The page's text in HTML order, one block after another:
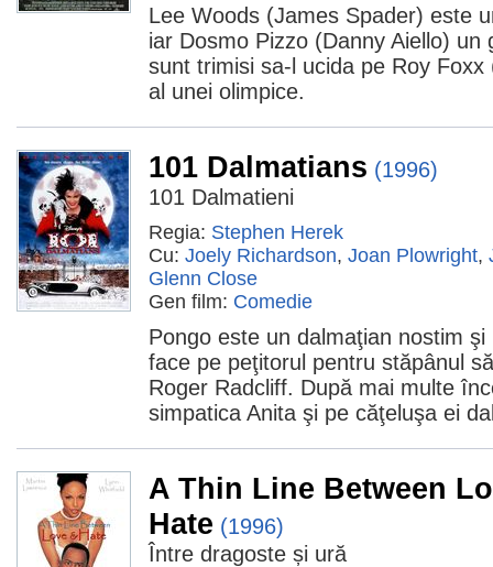
Lee Woods (James Spader) este
iar Dosmo Pizzo (Danny Aiello) un
sunt trimisi sa-l ucida pe Roy
al unei olimpice.
101 Dalmatians (1996)
101 Dalmatieni
Regia: Stephen Herek
Cu: Joely Richardson, Joan Plowright,
Glenn Close
Gen film: Comedie
Pongo este un dalmaţian nostim
face pe peţitorul pentru stăpânul
Roger Radcliff. După mai multe
simpatica Anita şi pe căţeluşa ei
A Thin Line Between
Hate (1996)
Între dragoste și ură